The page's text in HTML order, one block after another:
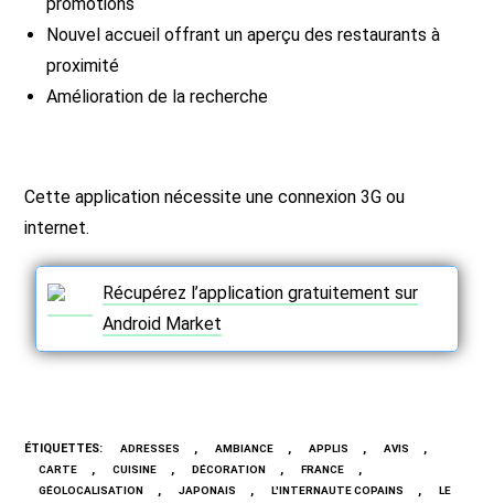
Nouvel accueil offrant un aperçu des restaurants à
proximité
Amélioration de la recherche
Cette application nécessite une connexion 3G ou
internet.
Récupérez l’application gratuitement sur
Android Market
ÉTIQUETTES: ADRESSES , AMBIANCE , APPLIS , AVIS ,
CARTE , CUISINE , DÉCORATION , FRANCE ,
GÉOLOCALISATION , JAPONAIS , L'INTERNAUTE COPAINS ,
LE